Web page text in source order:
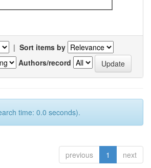
| Sort items by
Authors/record
time: 0.0 seconds).
previous 1 next